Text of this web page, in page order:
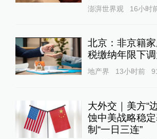
澎湃世界观 16小时
北京：非京籍
税缴纳年限下
地产界 13小时前
大外交｜美方“
蚀中美战略稳
制“一日三连”